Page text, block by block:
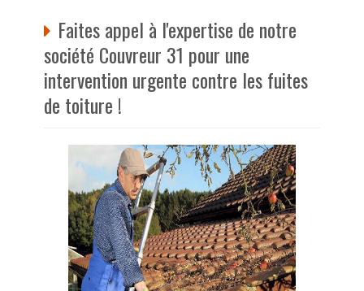
Faites appel à l'expertise de notre
société Couvreur 31 pour une
intervention urgente contre les fuites
de toiture !